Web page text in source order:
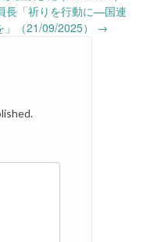
長「祈りを行動に—国連
（21/09/2025） →